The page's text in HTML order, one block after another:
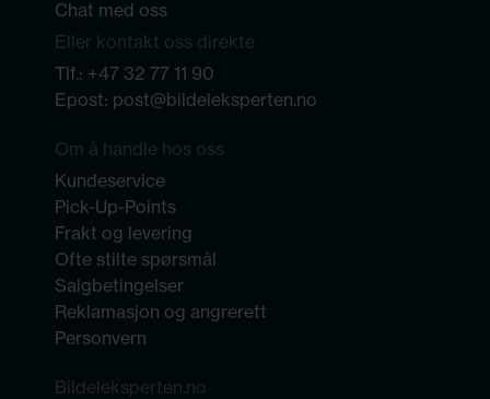
Chat med oss
Eller kontakt oss direkte
Tlf.: +47 32 77 11 90
Epost: post@bildeleksperten.no
Om å handle hos oss
Kundeservice
Pick-Up-Points
Frakt og levering
Ofte stilte spørsmål
Salgbetingelser
Reklamasjon og angrerett
Personvern
Bildeleksperten.no